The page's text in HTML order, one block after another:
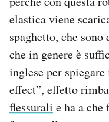
elastica viene
spaghetto, che
che in genere è
inglese per
effect”, effetto
flessurali e ha a